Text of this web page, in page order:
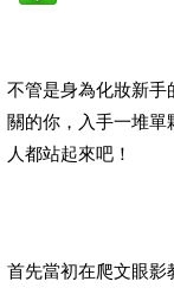
不管是身為化妝新
關的你，入手一堆
人都站起來吧！
首先當初在爬文眼影